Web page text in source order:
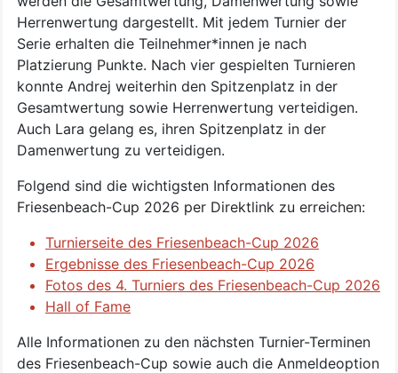
Herrenwertung dargestellt. Mit jedem Turnier der
Serie erhalten die Teilnehmer*innen je nach
Platzierung Punkte. Nach vier gespielten Turnieren
konnte Andrej weiterhin den Spitzenplatz in der
Gesamtwertung sowie Herrenwertung verteidigen.
Auch Lara gelang es, ihren Spitzenplatz in der
Damenwertung zu verteidigen.
Folgend sind die wichtigsten Informationen des
Friesenbeach-Cup 2026 per Direktlink zu erreichen:
Turnierseite des Friesenbeach-Cup 2026
Ergebnisse des Friesenbeach-Cup 2026
Fotos des 4. Turniers des Friesenbeach-Cup 2026
Hall of Fame
Alle Informationen zu den nächsten Turnier-Terminen
des Friesenbeach-Cup sowie auch die Anmeldeoption